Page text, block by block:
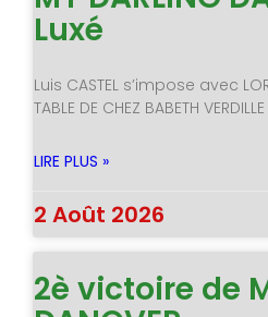
Luxé
Luis CASTEL s’impose avec
TABLE DE CHEZ BABETH
LIRE PLUS »
2 Août 2026
2è victoire de